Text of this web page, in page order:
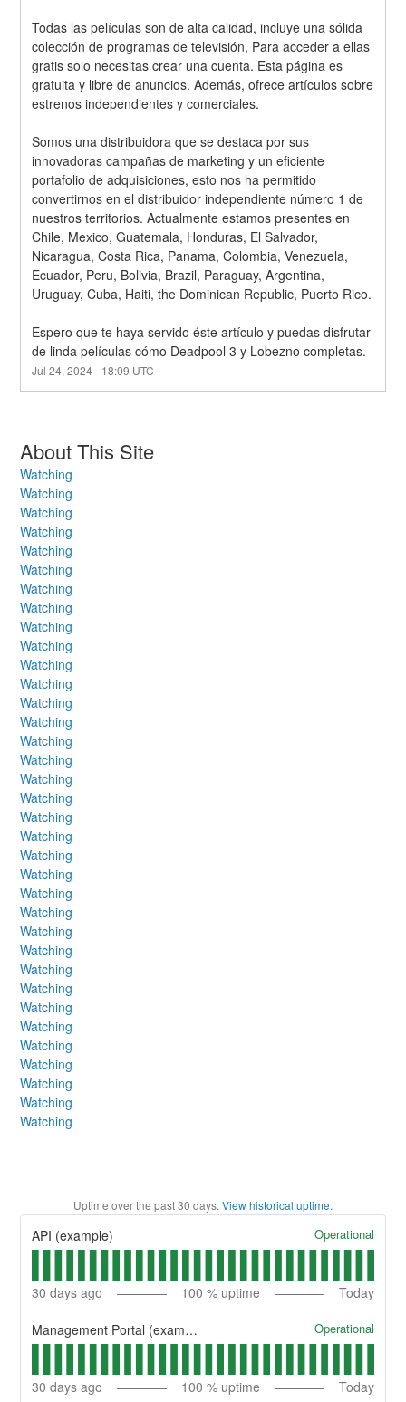
Todas las películas son de alta calidad, incluye una sólida
colección de programas de televisión, Para acceder a ellas
gratis solo necesitas crear una cuenta. Esta página es
gratuita y libre de anuncios. Además, ofrece artículos sobre
estrenos independientes y comerciales.
Somos una distribuidora que se destaca por sus
innovadoras campañas de marketing y un eficiente
portafolio de adquisiciones, esto nos ha permitido
convertirnos en el distribuidor independiente número 1 de
nuestros territorios. Actualmente estamos presentes en
Chile, Mexico, Guatemala, Honduras, El Salvador,
Nicaragua, Costa Rica, Panama, Colombia, Venezuela,
Ecuador, Peru, Bolivia, Brazil, Paraguay, Argentina,
Uruguay, Cuba, Haiti, the Dominican Republic, Puerto Rico.
Espero que te haya servido éste artículo y puedas disfrutar
de linda películas cómo Deadpool 3 y Lobezno completas.
Jul24,2024- 18:09 UTC
About This Site
Watching
Watching
Watching
Watching
Watching
Watching
Watching
Watching
Watching
Watching
Watching
Watching
Watching
Watching
Watching
Watching
Watching
Watching
Watching
Watching
Watching
Watching
Watching
Watching
Watching
Watching
Watching
Watching
Watching
Watching
Watching
Watching
Watching
Watching
Watching
Uptime over the past30 days. View historical uptime.
API (example) Operational
30 days ago 100 % uptime Today
Management Portal (example) Operational
30 days ago 100 % uptime Today